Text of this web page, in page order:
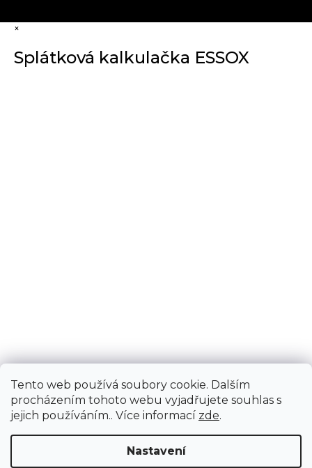
Tento web používá soubory cookie. Dalším
procházením tohoto webu vyjadřujete souhlas s
jejich používáním.. Více informací zde.
Nastavení
×
Splátková kalkulačka ESSOX